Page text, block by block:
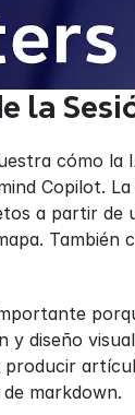
la
cómo
Copilot.
a partir
También
y diseño
producir
markdown.